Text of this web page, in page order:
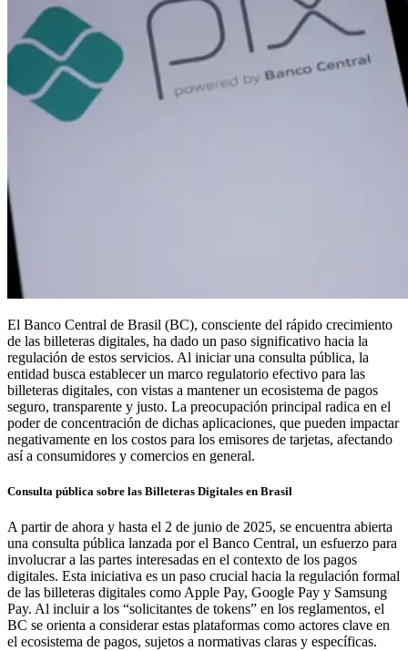
El Banco Central de Brasil (BC), consciente del rápido crecimiento
de las billeteras digitales, ha dado un paso significativo hacia la
regulación de estos servicios. Al iniciar una consulta pública, la
entidad busca establecer un marco regulatorio efectivo para las
billeteras digitales, con vistas a mantener un ecosistema de pagos
seguro, transparente y justo. La preocupación principal radica en el
poder de concentración de dichas aplicaciones, que pueden impactar
negativamente en los costos para los emisores de tarjetas, afectando
así a consumidores y comercios en general.
Consulta pública sobre las Billeteras Digitales en Brasil
A partir de ahora y hasta el 2 de junio de 2025, se encuentra abierta
una consulta pública lanzada por el Banco Central, un esfuerzo para
involucrar a las partes interesadas en el contexto de los pagos
digitales. Esta iniciativa es un paso crucial hacia la regulación formal
de las billeteras digitales como Apple Pay, Google Pay y Samsung
Pay. Al incluir a los “solicitantes de tokens” en los reglamentos, el
BC se orienta a considerar estas plataformas como actores clave en
el ecosistema de pagos, sujetos a normativas claras y específicas.